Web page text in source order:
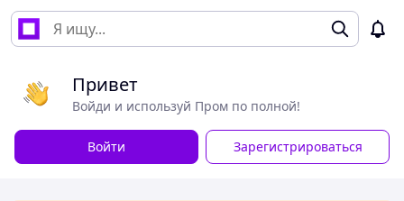
Привет
Войди и используй Пром по полной!
Войти Зарегистрироваться